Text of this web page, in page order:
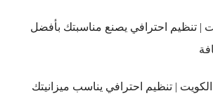
| تنظيم احترافي يصنع مناسبتك بأفضل
| تنظيم احترافي يناسب ميزانيتك